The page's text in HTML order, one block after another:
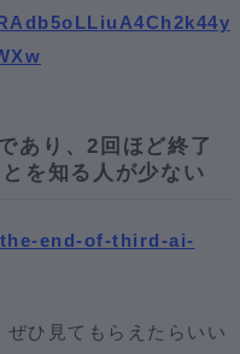
あり、2回ほど終了
を知る人が少ない
end-of-third-ai-
ぜひ見てもらえたらいい